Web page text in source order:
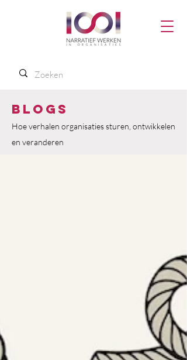
Blogs
Hoe verhalen organisaties sturen, ontwikkelen
en veranderen